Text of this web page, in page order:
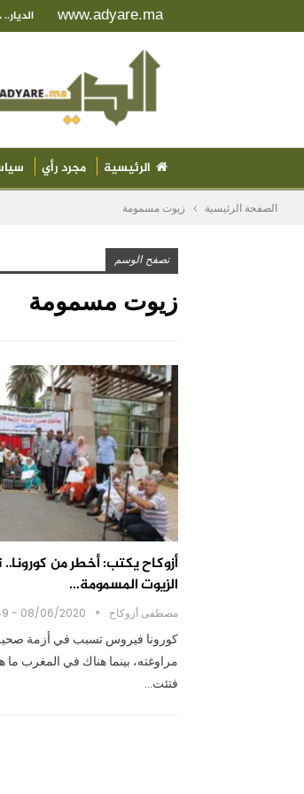
www.adyare.ma
الرئيسية مجرد رأي
الصفحة الرئيسية زيوت مسمومة
تصفح الوسم
زيوت مسمومة
أزوكاح يكتب: أخطر من
الزيوت المسمومة…
مصطفى أزوكاح 08/06/2020 - 17:49
كورونا فيروس تسبب في أزمة
مراوغته، بينما هناك في المغرب ما
فتئت…